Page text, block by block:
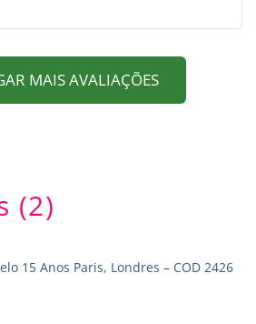
MAIS AVALIAÇÕES
(2)
15 Anos Paris, Londres – COD 2426